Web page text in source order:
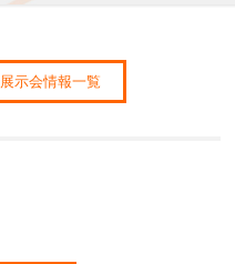
展示会情報一覧